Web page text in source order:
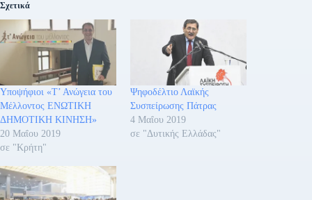
Σχετικά
Υποψήφιοι «Τ’ Ανώγεια του
Μέλλοντος ΕΝΩΤΙΚΗ
ΔΗΜΟΤΙΚΗ ΚΙΝΗΣΗ»
20 Μαΐου 2019
σε "Κρήτη"
Ψηφοδέλτιο Λαϊκής
Συσπείρωσης Πάτρας
4 Μαΐου 2019
σε "Δυτικής Ελλάδας"